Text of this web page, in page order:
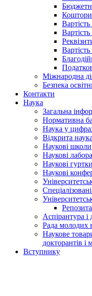
Міжнародна
Безпека
Контакти
Наука
Загальна
Нормативна
Наука у
Відкрита наука
Наукові школи
Наукові
Наукові
Наукові
Аспірантура і
Рада молодих
Наукове
докторантів
Вступнику